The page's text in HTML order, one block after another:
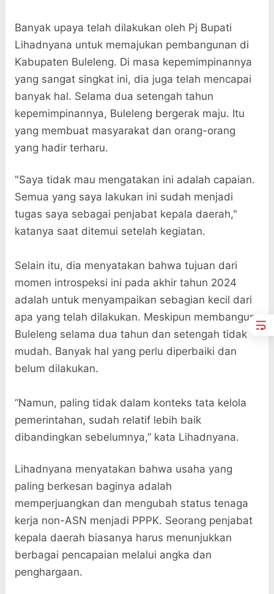
Banyak upaya telah dilakukan oleh Pj Bupati
Lihadnyana untuk memajukan pembangunan di
Kabupaten Buleleng. Di masa kepemimpinannya
yang sangat singkat ini, dia juga telah mencapai
banyak hal. Selama dua setengah tahun
kepemimpinannya, Buleleng bergerak maju. Itu
yang membuat masyarakat dan orang-orang
yang hadir terharu.
"Saya tidak mau mengatakan ini adalah capaian.
Semua yang saya lakukan ini sudah menjadi
tugas saya sebagai penjabat kepala daerah,"
katanya saat ditemui setelah kegiatan.
Selain itu, dia menyatakan bahwa tujuan dari
momen introspeksi ini pada akhir tahun 2024
adalah untuk menyampaikan sebagian kecil dari
apa yang telah dilakukan. Meskipun membangun
Buleleng selama dua tahun dan setengah tidak
mudah. Banyak hal yang perlu diperbaiki dan
belum dilakukan.
“Namun, paling tidak dalam konteks tata kelola
pemerintahan, sudah relatif lebih baik
dibandingkan sebelumnya,” kata Lihadnyana.
Lihadnyana menyatakan bahwa usaha yang
paling berkesan baginya adalah
memperjuangkan dan mengubah status tenaga
kerja non-ASN menjadi PPPK. Seorang penjabat
kepala daerah biasanya harus menunjukkan
berbagai pencapaian melalui angka dan
penghargaan.